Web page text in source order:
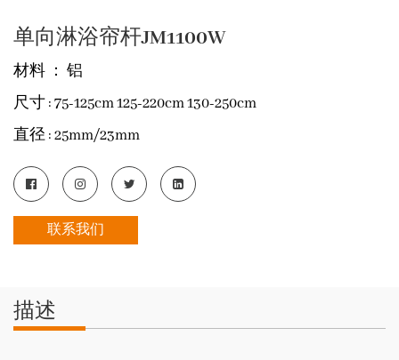
单向淋浴帘杆JM1100W
材料 ： 铝
尺寸: 75-125cm 125-220cm 130-250cm
直径: 25mm/23mm
联系我们
描述